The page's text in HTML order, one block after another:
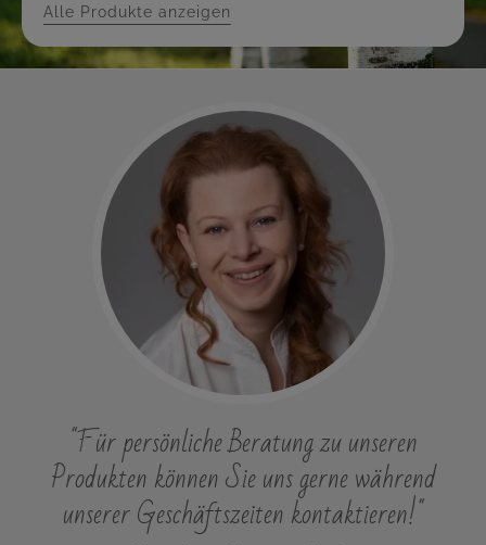
Alle Produkte anzeigen
"Für persönliche Beratung zu unseren
Produkten können Sie uns gerne während
unserer Geschäftszeiten kontaktieren!"